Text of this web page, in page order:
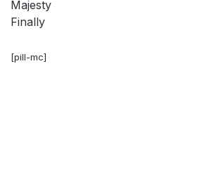
Majesty
Finally
[pill-mc]